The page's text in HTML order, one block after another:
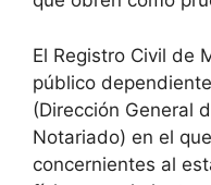
El Registro Civil de
público
(Dirección General
Notariado) en el
concernientes al